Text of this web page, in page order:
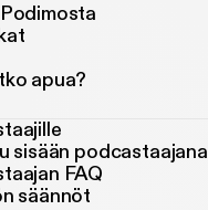
apua?
sisään podcastaajana
FAQ
säännöt